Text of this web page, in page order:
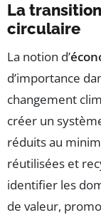
La
circulaire
La notion d’
d’importance
changement
créer un
réduits au
réutilisées et
identifier les
de valeur,